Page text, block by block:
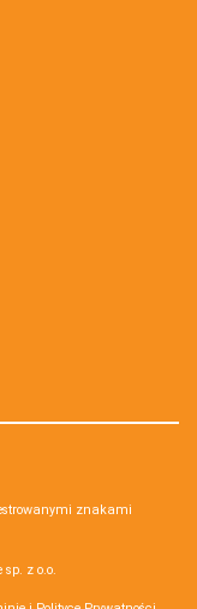
znakami
sp. z o.o.